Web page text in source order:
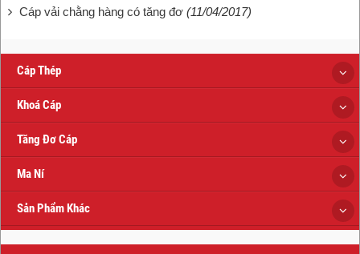
Cáp vải chằng hàng có tăng đơ (11/04/2017)
Cáp Thép
Khoá Cáp
Tăng Đơ Cáp
Ma Ní
Sản Phẩm Khác